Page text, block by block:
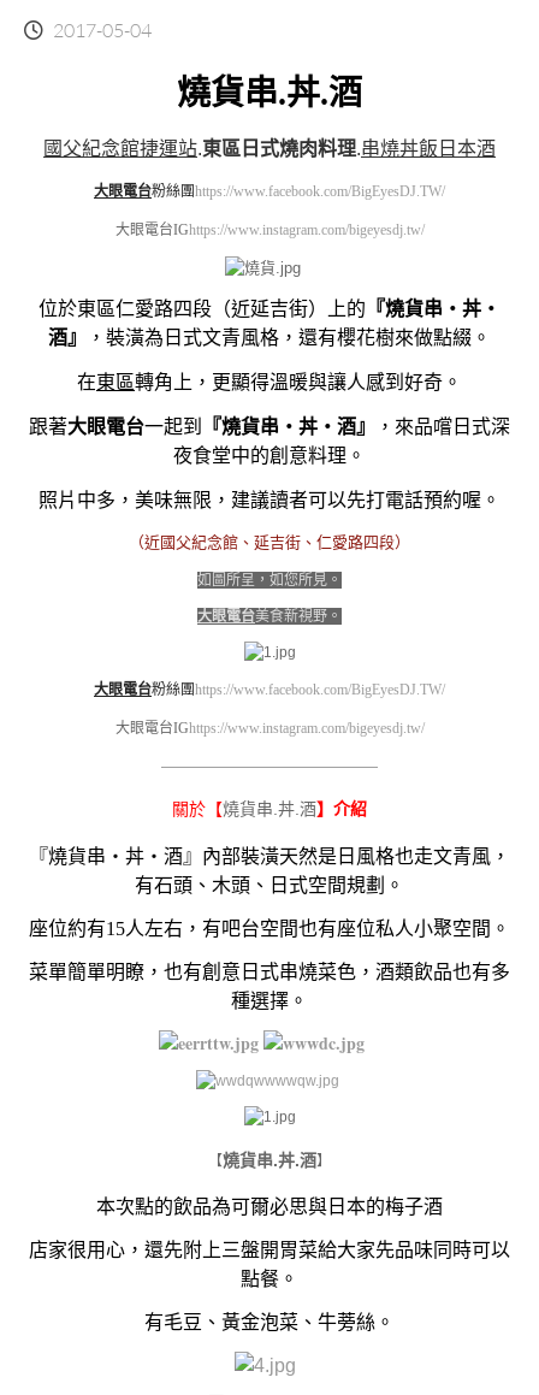
2017-05-04
燒貨串.丼.酒
國父紀念館捷運站.東區日式燒肉料理.串燒丼飯日本酒
大眼電台粉絲團https://www.facebook.com/BigEyesDJ.TW/
大眼電台IGhttps://www.instagram.com/bigeyesdj.tw/
位於東區仁愛路四段（近延吉街）上的 『燒貨串・丼・
酒』
，裝潢為日式文青風格，還有櫻花樹來做點綴。
在東區轉角上，更顯得溫暖與讓人感到好奇。
跟著大眼電台一起到 『燒貨串・丼・酒』
，來品嚐日式深
夜食堂中的創意料理。
照片中多，美味無限，建議讀者可以先打電話預約喔。
（近國父紀念館、延吉街、仁愛路四段）
如圖所呈，如您所見。
大眼電台美食新視野。
大眼電台粉絲團https://www.facebook.com/BigEyesDJ.TW/
大眼電台IGhttps://www.instagram.com/bigeyesdj.tw/
————————————————————
關於【燒貨串.丼.酒】介紹
『燒貨串・丼・酒』內部裝潢天然是日風格也走文青風，
有石頭、木頭、日式空間規劃。
座位約有15人左右，有吧台空間也有座位私人小聚空間。
菜單簡單明瞭，也有創意日式串燒菜色，酒類飲品也有多
種選擇。
【燒貨串.丼.酒】
本次點的飲品為可爾必思與日本的梅子酒
店家很用心，還先附上三盤開胃菜給大家先品味同時可以
點餐。
有毛豆、黃金泡菜、牛蒡絲。